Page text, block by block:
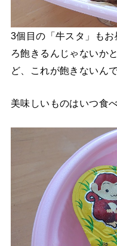
3個目の「牛スタ」も
ろ飽きるんじゃないか
ど、これが飽きないん
美味しいものはいつ食